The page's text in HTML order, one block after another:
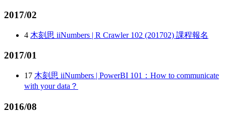
2017/02
4 木刻思 iiNumbers | R Crawler 102 (201702) 課程報名
2017/01
17 木刻思 iiNumbers | PowerBI 101：How to communicate
with your data？
2016/08